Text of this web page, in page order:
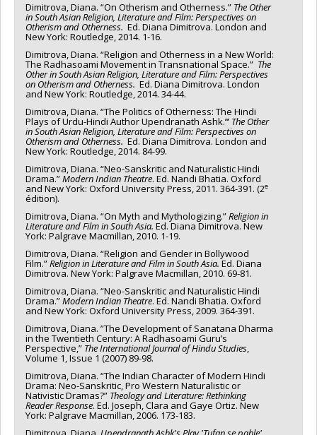
Dimitrova, Diana. “On Otherism and Otherness.” The Other
in South Asian Religion, Literature and Film: Perspectives on
Otherism and Otherness. Ed. Diana Dimitrova. London and
New York: Routledge, 2014. 1-16.
Dimitrova, Diana. “Religion and Otherness in a New World:
The Radhasoami Movement in Transnational Space.” The
Other in South Asian Religion, Literature and Film: Perspectives
on Otherism and Otherness. Ed. Diana Dimitrova. London
and New York: Routledge, 2014. 34-44.
Dimitrova, Diana. “The Politics of Otherness: The Hindi
Plays of Urdu-Hindi Author Upendranath Ashk.” The Other
in South Asian Religion, Literature and Film: Perspectives on
Otherism and Otherness. Ed. Diana Dimitrova. London and
New York: Routledge, 2014. 84-99.
Dimitrova, Diana. “Neo-Sanskritic and Naturalistic Hindi
Drama.”Modern Indian Theatre. Ed. Nandi Bhatia. Oxford
and New York: Oxford University Press, 2011. 364-391. (2e
édition).
Dimitrova, Diana. “On Myth and Mythologizing.”Religion in
Literature and Film inSouth Asia. Ed. Diana Dimitrova. New
York: Palgrave Macmillan, 2010. 1-19.
Dimitrova, Diana. “Religion and Gender in Bollywood
Film.”Religion in Literature andFilm in South Asia.Ed. Diana
Dimitrova. New York: Palgrave Macmillan, 2010. 69-81.
Dimitrova, Diana. “Neo-Sanskritic and Naturalistic Hindi
Drama.”Modern Indian Theatre. Ed. Nandi Bhatia. Oxford
and New York: Oxford University Press, 2009. 364-391.
Dimitrova, Diana. ”The Development of Sanatana Dharma
in the Twentieth Century: A Radhasoami Guru’s
Perspective,” The International Journal of Hindu Studies,
Volume 1, Issue 1 (2007) 89-98.
Dimitrova, Diana. “The Indian Character of Modern Hindi
Drama: Neo-Sanskritic, Pro Western Naturalistic or
Nativistic Dramas?” Theology and Literature: Rethinking
Reader Response. Ed. Joseph, Clara and Gaye Ortiz. New
York: Palgrave Macmillan, 2006. 173-183.